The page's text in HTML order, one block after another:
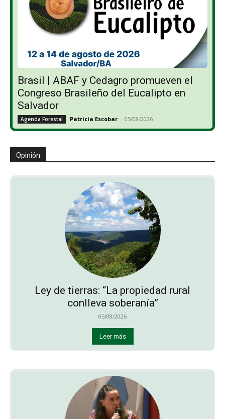
Brasil | ABAF y Cedagro promueven el
Congreso Brasileño del Eucalipto en
Salvador
Agenda Forestal Patricia Escobar - 05/08/2026
Opinión
Ley de tierras: “La propiedad rural
conlleva soberanía”
05/08/2026
Leer más